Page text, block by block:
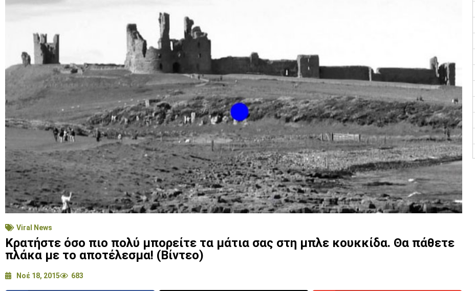
Viral News
Κρατήστε όσο πιο πολύ μπορείτε τα μάτια σας στη μπλε κουκκίδα. Θα πάθετε
πλάκα με το αποτέλεσμα! (Βίντεο)
Νοέ 18, 2015 683